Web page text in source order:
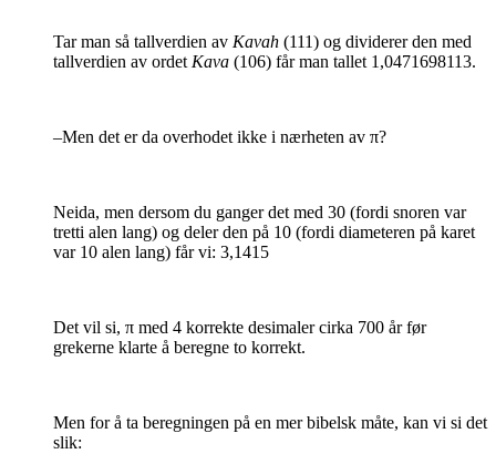
Tar man så tallverdien av Kavah (111) og dividerer den med
tallverdien av ordet Kava (106) får man tallet 1,0471698113.
–Men det er da overhodet ikke i nærheten av π?
Neida, men dersom du ganger det med 30 (fordi snoren var
tretti alen lang) og deler den på 10 (fordi diameteren på karet
var 10 alen lang) får vi: 3,1415
Det vil si, π med 4 korrekte desimaler cirka 700 år før
grekerne klarte å beregne to korrekt.
Men for å ta beregningen på en mer bibelsk måte, kan vi si det
slik: